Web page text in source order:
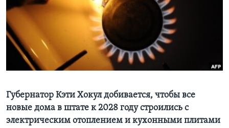
Learning English
СОЦИАЛЬНЫЕ СЕТИ
Языки
Губернатор Кэти Хокул добивается, чтобы все
новые дома в штате к 2028 году строились с
электрическим отоплением и кухонными плитами